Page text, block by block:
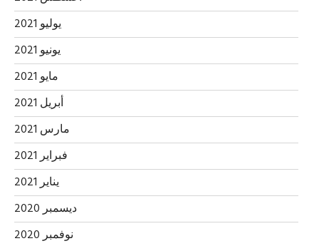
يوليو 2021
يونيو 2021
مايو 2021
أبريل 2021
مارس 2021
فبراير 2021
يناير 2021
ديسمبر 2020
نوفمبر 2020